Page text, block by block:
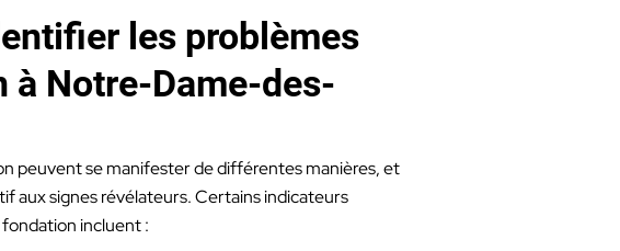
les problèmes
à Notre-Dame-des-
peuvent se manifester de différentes manières, et
aux signes révélateurs. Certains indicateurs
incluent :